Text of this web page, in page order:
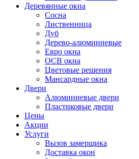
Деревянные окна
Сосна
Лиственница
Дуб
Дерево-алюминиевые
Евро окна
ОСВ окна
Цветовые решения
Мансардные окна
Двери
Алюминиевые двери
Пластиковые двери
Цены
Акции
Услуги
Вызов замерщика
Доставка окон